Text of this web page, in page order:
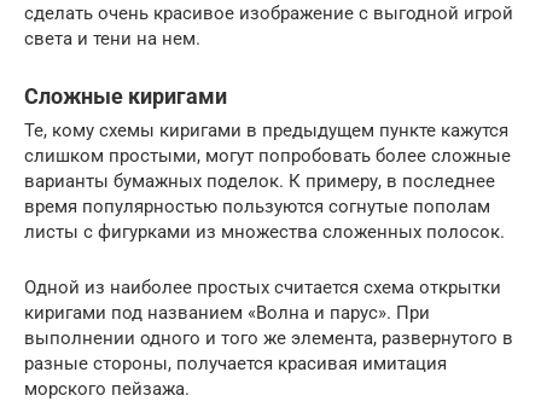
сделать очень красивое изображение с выгодной игрой
света и тени на нем.
Сложные киригами
Те, кому схемы киригами в предыдущем пункте кажутся
слишком простыми, могут попробовать более сложные
варианты бумажных поделок. К примеру, в последнее
время популярностью пользуются согнутые пополам
листы с фигурками из множества сложенных полосок.
Одной из наиболее простых считается схема открытки
киригами под названием «Волна и парус». При
выполнении одного и того же элемента, развернутого в
разные стороны, получается красивая имитация
морского пейзажа.